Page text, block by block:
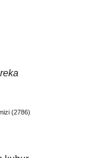
(2786)